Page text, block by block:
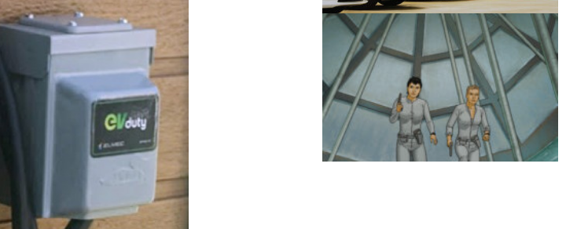
« Abandon des géants de la
robotique : Aldebaran, l’icône
française laissée à l’oubli »
par Lucie Dubois 18 mars 2025